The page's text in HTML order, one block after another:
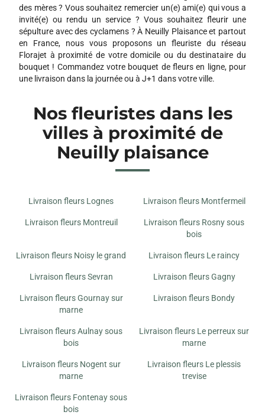
ARUM FLEURS
67 BIS BOULEVARD WESTINGHOUSE
93270 SEVRAN
93340 LE RAINCY
VERDURE ET HOME
10 RUE HENRI MAILLARD
CHOUFLEURS
1 PLACE FRANKLIN ROOSEVELT
93460 GOURNAY SUR MARNE
ATELIER MIDO FLEURS
93140 BONDY
93600 AULNAY SOUS BOIS
MONCEAU FLEURS
44 BD D ALSACE LORRAINE
des mères ? Vous souhaitez remercier un(e) ami(e) qui vous a
invité(e) ou rendu un service ? Vous souhaitez fleurir une
sépulture avec des cyclamens ? À Neuilly Plaisance et partout
en France, nous vous proposons un fleuriste du réseau
Florajet à proximité de votre domicile ou du destinataire du
bouquet ! Commandez votre bouquet de fleurs en ligne, pour
une livraison dans la journée ou à J+1 dans votre ville.
Nos fleuristes dans les
villes à proximité de
Neuilly plaisance
Livraison fleurs Lognes Livraison fleurs Montfermeil
Livraison fleurs Montreuil
Livraison fleurs Rosny sous
bois
Livraison fleurs Noisy le grand Livraison fleurs Le raincy
Livraison fleurs Sevran Livraison fleurs Gagny
Livraison fleurs Gournay sur
marne
Livraison fleurs Bondy
Livraison fleurs Aulnay sous
bois
Livraison fleurs Le perreux sur
marne
Livraison fleurs Nogent sur
marne
Livraison fleurs Le plessis
trevise
Livraison fleurs Fontenay sous
bois